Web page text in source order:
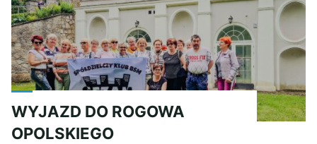
WYJAZD DO ROGOWA
OPOLSKIEGO